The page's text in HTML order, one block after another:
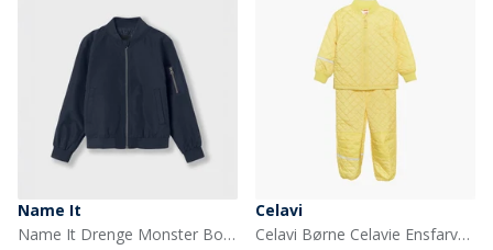
Name It
Name It Drenge Monster Bomber Jakke Navy Blazer
Celavi
Celavi Børne Celavie Ensfarvet Basis Termosæt Sundress